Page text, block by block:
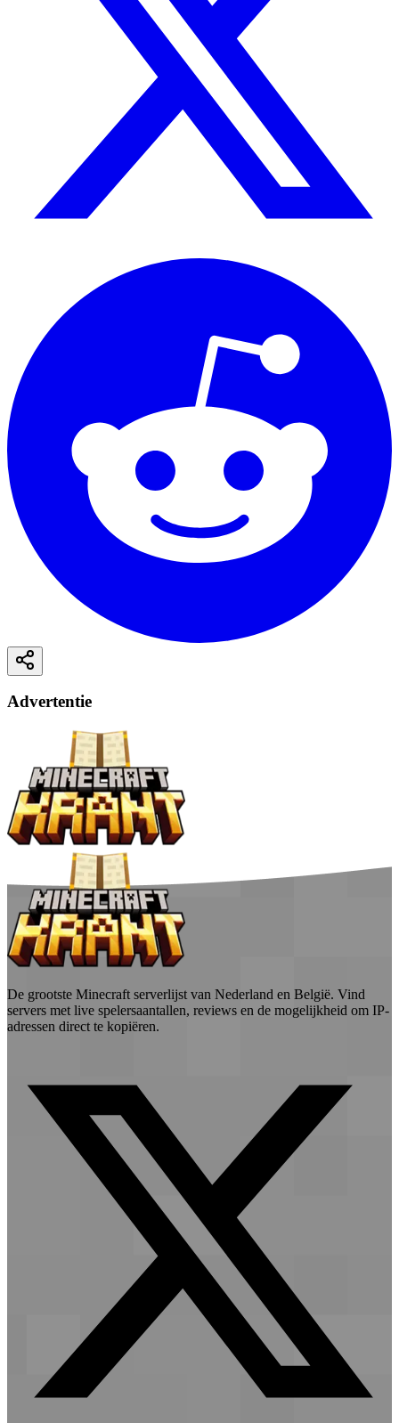
Advertentie
De grootste Minecraft serverlijst van Nederland en België. Vind
servers met live spelersaantallen, reviews en de mogelijkheid om IP-
adressen direct te kopiëren.